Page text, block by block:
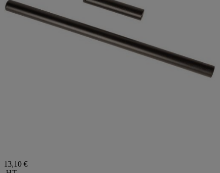
13,10 €